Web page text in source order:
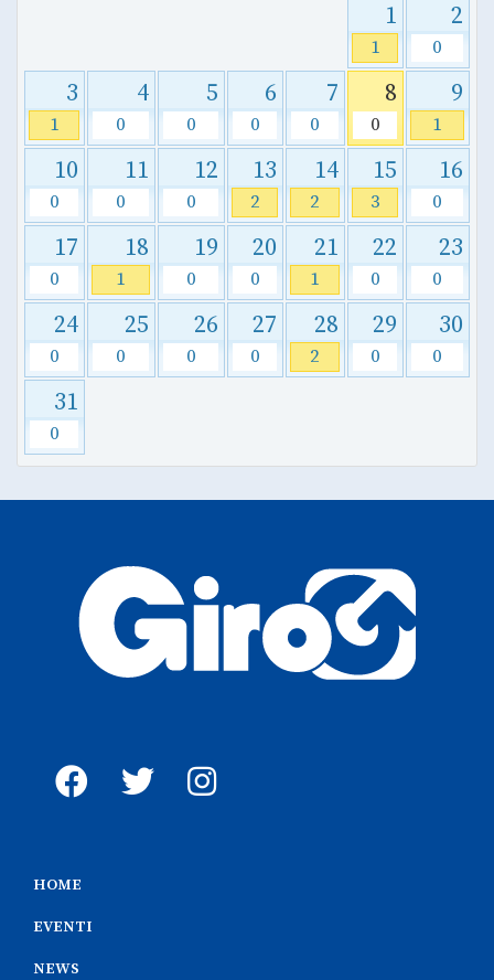
1
1
2
0
3
1
4
0
5
0
6
0
7
0
8
0
9
1
10
0
11
0
12
0
13
2
14
2
15
3
16
0
17
0
18
1
19
0
20
0
21
1
22
0
23
0
24
0
25
0
26
0
27
0
28
2
29
0
30
0
31
0
HOME
EVENTI
NEWS